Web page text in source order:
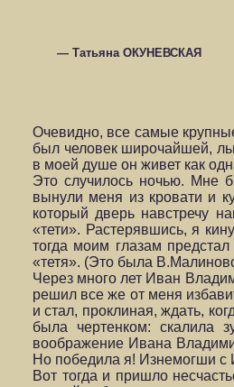
— Татьяна ОКУНЕВСКАЯ
Очевидно, все самые
был человек широчайшей,
в моей душе он живет как
Это случилось ночью. Мне
вынули меня из кровати и
который дверь навстречу
«тети». Растерявшись, я
тогда моим глазам
«тетя». (Это была
Через много лет Иван
решил все же от меня
и стал, проклиная, ждать,
была чертенком: скалила
воображение Ивана
Но победила я! Изнемогши с
Вот тогда и пришло